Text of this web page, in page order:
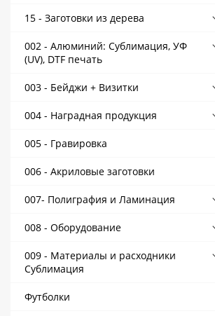
О магазине
Как купить
Доставка
Новости
Контакты
Политика конфиденциальности
15 - Заготовки из дерева
002 - Алюминий: Сублимация, УФ
(UV), DTF печать
003 - Бейджи + Визитки
004 - Наградная продукция
005 - Гравировка
006 - Акриловые заготовки
007- Полиграфия и Ламинация
008 - Оборудование
009 - Материалы и расходники
Сублимация
Футболки